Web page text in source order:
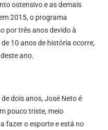
ostensivo e as demais
2015, o programa
por três anos devido à
10 anos de história ocorre,
ano.
dois anos, José Neto é
pouco triste, meio
fazer o esporte e está no